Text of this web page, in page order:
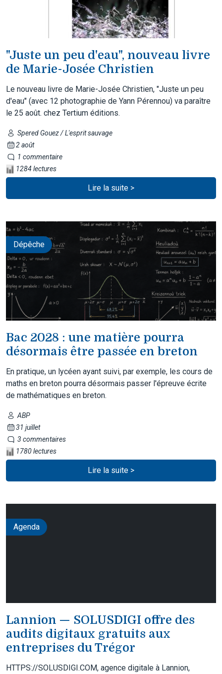
"Juste un peu d'eau", nouveau livre
de Marie-Josée Christien
Le nouveau livre de Marie-Josée Christien, "Juste un peu
d'eau" (avec 12 photographie de Yann Pérennou) va paraître
le 25 août. chez Tertium éditions.
Spered Gouez / L'esprit sauvage
2 août
1 commentaire
1284 lectures
Lire la suite >
Dépêche
Bac 2028 : une matière pourra
désormais être passée en breton
En pratique, un lycéen ayant suivi, par exemple, les cours de
maths en breton pourra désormais passer l'épreuve écrite
de mathématiques en breton.
ABP
31 juillet
3 commentaires
1780 lectures
Lire la suite >
Agenda
Lannion — SOLUSDIGI offre des
audits digitaux gratuits aux
entreprises du Trégor
HTTPS://SOLUSDIGI.COM, agence digitale à Lannion,